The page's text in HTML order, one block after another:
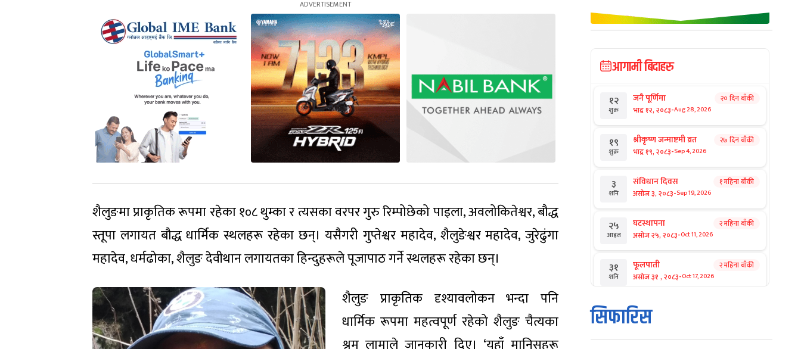
शैलुङमा प्राकृतिक रूपमा रहेका १०८ थुम्का र त्यसका वरपर गुरु रिम्पोछेको पाइला, अवलोकितेश्वर, बौद्ध
स्तूपा लगायत बौद्ध धार्मिक स्थलहरू रहेका छन्। यसैगरी गुप्तेश्वर महादेव, शैलुङेश्वर महादेव, जुरेढुंगा
महादेव, धर्मढोका, शैलुङ देवीथान लगायतका हिन्दुहरूले पूजापाठ गर्ने स्थलहरू रहेका छन्।
शैलुङ प्राकृतिक दृश्यावलोकन भन्दा पनि
धार्मिक रूपमा महत्वपूर्ण रहेको शैलुङ चैत्यका
आगामी बिदाहरु
१२
शुक्र
जनै पूर्णिमा
भाद्र १२, २०८३-Aug 28, 2026
२० दिन बाँकी
१९
शुक्र
श्रीकृष्ण जन्माष्टमी व्रत
भाद्र १९, २०८३-Sep 4, 2026
२७ दिन बाँकी
३
शनि
संविधान दिवस
असोज ३, २०८३-Sep 19, 2026
१ महिना बाँकी
२५
आइत
घटस्थापना
असोज २५, २०८३-Oct 11, 2026
२ महिना बाँकी
३१
शनि
फूलपाती
असोज ३१ , २०८३-Oct 17, 2026
२ महिना बाँकी
१
आइत
कार्तिक सङ्क्रान्ति
कार्तिक १, २०८३
सिफारिस